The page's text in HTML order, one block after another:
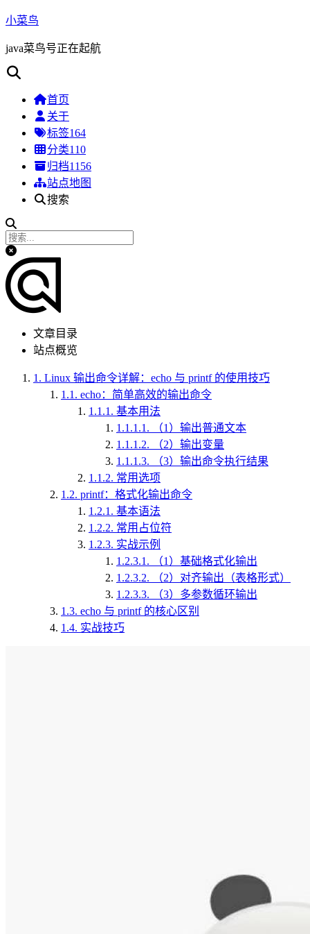
小菜鸟
java菜鸟号正在起航
首页
关于
标签164
分类110
归档1156
站点地图
搜索
文章目录
站点概览
1. Linux 输出命令详解：echo 与 printf 的使用技巧
1.1. echo：简单高效的输出命令
1.1.1. 基本用法
1.1.1.1.
（1）输出普通文本
1.1.1.2.
（2）输出变量
1.1.1.3.
（3）输出命令执行结果
1.1.2. 常用选项
1.2. printf：格式化输出命令
1.2.1. 基本语法
1.2.2. 常用占位符
1.2.3. 实战示例
1.2.3.1.
（1）基础格式化输出
1.2.3.2.
（2）对齐输出（表格形式）
1.2.3.3.
（3）多参数循环输出
1.3. echo 与 printf 的核心区别
1.4. 实战技巧